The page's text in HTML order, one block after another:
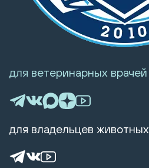
для ветеринарных врачей
для владельцев животных